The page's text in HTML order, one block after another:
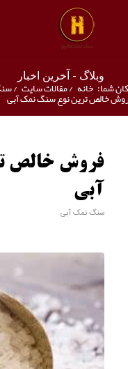
وبلاگ - آخرین اخبار
شما: خانه /مقالات سایت /
خالص ترین نوع سنگ نمک آبی
فروش خالص
آبی
سنگ نمک آبی